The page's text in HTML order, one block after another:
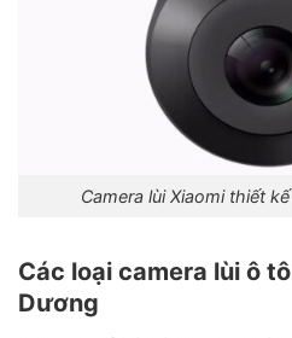
Camera lùi Xiaomi thiết
Các loại camera lùi ô
Dương